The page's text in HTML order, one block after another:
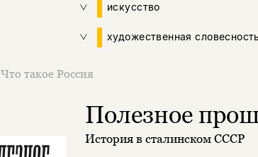
искусство
художественная словесность
Что такое Россия
Полезное
История в сталинском СССР